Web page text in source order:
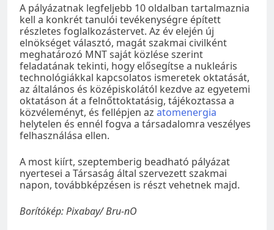
A pályázatnak legfeljebb 10 oldalban tartalmaznia
kell a konkrét tanulói tevékenységre épített
részletes foglalkozástervet. Az év elején új
elnökséget választó, magát szakmai civilként
meghatározó MNT saját közlése szerint
feladatának tekinti, hogy elősegítse a nukleáris
technológiákkal kapcsolatos ismeretek oktatását,
az általános és középiskolától kezdve az egyetemi
oktatáson át a felnőttoktatásig, tájékoztassa a
közvéleményt, és fellépjen az atomenergia
helytelen és ennél fogva a társadalomra veszélyes
felhasználása ellen.
A most kiírt, szeptemberig beadható pályázat
nyertesei a Társaság által szervezett szakmai
napon, továbbképzésen is részt vehetnek majd.
Borítókép: Pixabay/ Bru-nO